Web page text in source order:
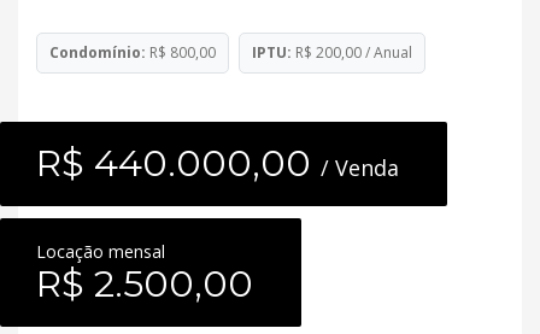
Condomínio: R$ 800,00 IPTU: R$ 200,00 / Anual
R$ 440.000,00 / Venda
Locação mensal
R$ 2.500,00